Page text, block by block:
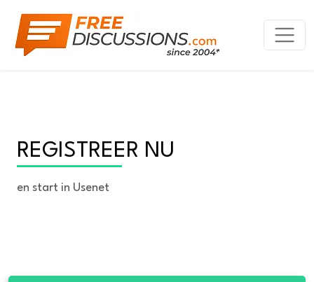
REGISTREER NU
en start in Usenet